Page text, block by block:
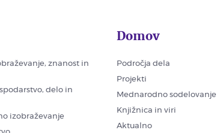
znanost in
delo in
izobraževanje
Domov
Področja dela
Projekti
Mednarodno sodelovanje
Knjižnica in viri
Aktualno